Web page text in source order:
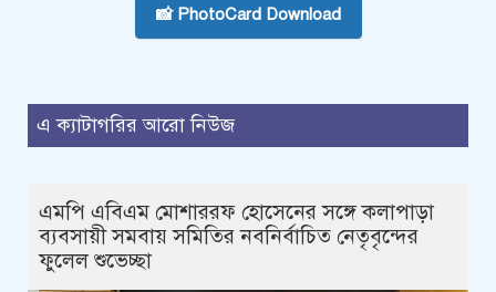
📸 PhotoCard Download
এ ক্যাটাগরির আরো নিউজ
এমপি এবিএম মোশাররফ হোসেনের সঙ্গে কলাপাড়া
ব্যবসায়ী সমবায় সমিতির নবনির্বাচিত নেতৃবৃন্দের
ফুলেল শুভেচ্ছা